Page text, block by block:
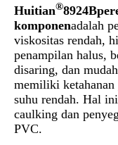
Huitian®8924B
komponenadalah
viskositas rendah,
penampilan halus,
disaring, dan
memiliki ketahanan
suhu rendah. Hal
caulking dan
PVC.